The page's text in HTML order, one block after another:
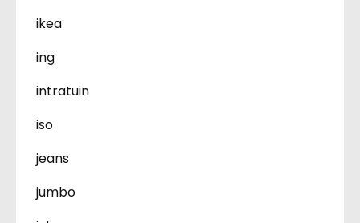
ikea
ing
intratuin
iso
jeans
jumbo